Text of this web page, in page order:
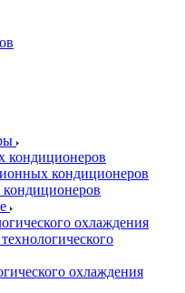
кондиционеров
кондиционеров
охлаждения
охлаждения